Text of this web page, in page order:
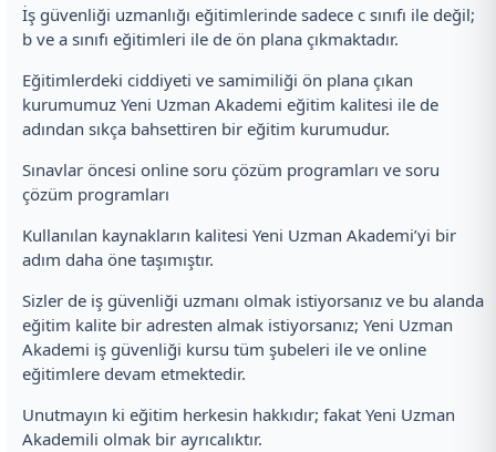
İş güvenliği uzmanlığı eğitimlerinde sadece c sınıfı ile değil;
b ve a sınıfı eğitimleri ile de ön plana çıkmaktadır.
Eğitimlerdeki ciddiyeti ve samimiliği ön plana çıkan
kurumumuz Yeni Uzman Akademi eğitim kalitesi ile de
adından sıkça bahsettiren bir eğitim kurumudur.
Sınavlar öncesi online soru çözüm programları ve soru
çözüm programları
Kullanılan kaynakların kalitesi Yeni Uzman Akademi’yi bir
adım daha öne taşımıştır.
Sizler de iş güvenliği uzmanı olmak istiyorsanız ve bu alanda
eğitim kalite bir adresten almak istiyorsanız; Yeni Uzman
Akademi iş güvenliği kursu tüm şubeleri ile ve online
eğitimlere devam etmektedir.
Unutmayın ki eğitim herkesin hakkıdır; fakat Yeni Uzman
Akademili olmak bir ayrıcalıktır.